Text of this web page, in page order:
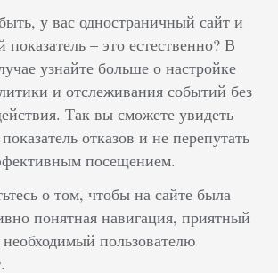
у вас одностраничный сайт и
показатель – это естественно? В
узнайте больше о настройке
и отслеживания событий без
Так вы сможете увидеть
отказов и не перепутать
посещением.
о том, чтобы на сайте была
понятная навигация, приятный
пользователю